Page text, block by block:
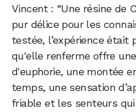
Vincent : “Une résine de
pur délice pour les
testée, l’expérience était
qu'elle renferme offre
d'euphorie, une montée
temps, une sensation
friable et les senteurs